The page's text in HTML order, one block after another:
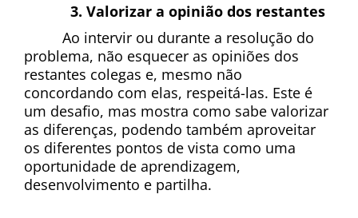
Valorizar a opinião dos restantes
Ao intervir ou durante a resolução do
problema, não esquecer as opiniões dos
restantes colegas e, mesmo não
concordando com elas, respeitá-las. Este é
um desafio, mas mostra como sabe valorizar
as diferenças, podendo também aproveitar
os diferentes pontos de vista como uma
oportunidade de aprendizagem,
desenvolvimento e partilha.